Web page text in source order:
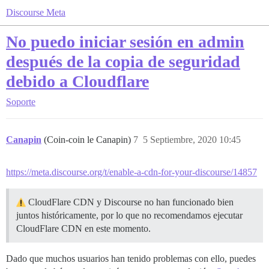
Discourse Meta
No puedo iniciar sesión en admin
después de la copia de seguridad
debido a Cloudflare
Soporte
Canapin (Coin-coin le Canapin) 5 Septiembre, 2020 10:45
7
https://meta.discourse.org/t/enable-a-cdn-for-your-discourse/14857
CloudFlare CDN y Discourse no han funcionado bien
juntos históricamente, por lo que no recomendamos ejecutar
CloudFlare CDN en este momento.
Dado que muchos usuarios han tenido problemas con ello, puedes